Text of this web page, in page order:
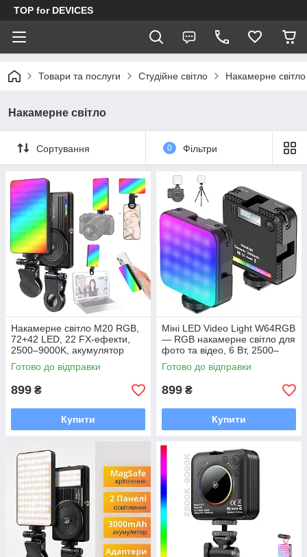
TOP for DEVICES
Товари та послуги Студійне світло Накамерне світло
Накамерне світло
Сортування 0 Фільтри
Накамерне світло M20 RGB,
72+42 LED, 22 FX-ефекти,
2500–9000K, акумулятор
3000 mAh
Готово до відправки
899 ₴
Купити
Міні LED Video Light W64RGB
— RGB накамерне світло для
фото та відео, 6 Вт, 2500–
9000K, 20 FX
Готово до відправки
899 ₴
Купити